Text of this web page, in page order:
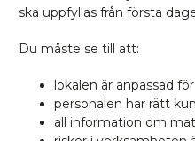
ska uppfyllas från första
Du måste se till att:
lokalen är anpassad
personalen har rätt
all information om